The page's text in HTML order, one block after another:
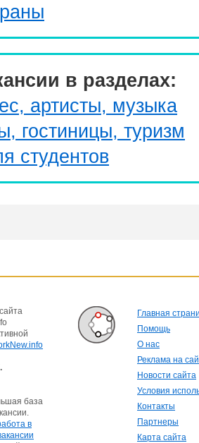
в разделах:
артисты, музыка
гостиницы, туризм
студентов
база
в
Главная
Помощь
О нас
Реклама на
Новости сайта
Условия
Контакты
Партнеры
Карта сайта